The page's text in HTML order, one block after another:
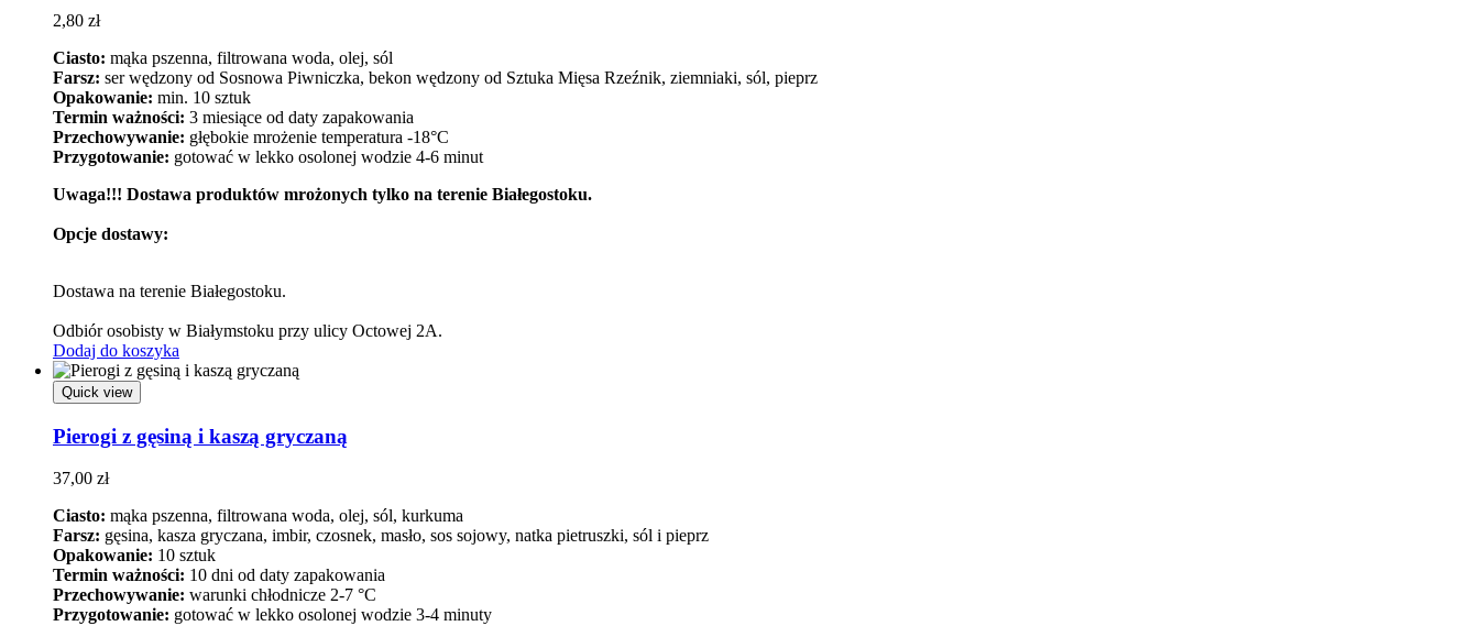
2,80 zł
Ciasto: mąka pszenna, filtrowana woda, olej, sól
Farsz: ser wędzony od Sosnowa Piwniczka, bekon wędzony od Sztuka Mięsa Rzeźnik, ziemniaki, sól, pieprz
Opakowanie: min. 10 sztuk
Termin ważności: 3 miesiące od daty zapakowania
Przechowywanie: głębokie mrożenie temperatura -18°C
Przygotowanie: gotować w lekko osolonej wodzie 4-6 minut
Uwaga!!! Dostawa produktów mrożonych tylko na terenie Białegostoku.
Opcje dostawy:
Dostawa na terenie Białegostoku.
Odbiór osobisty w Białymstoku przy ulicy Octowej 2A.
Dodaj do koszyka
Quick view
Pierogi z gęsiną i kaszą gryczaną
37,00 zł
Ciasto: mąka pszenna, filtrowana woda, olej, sól, kurkuma
Farsz: gęsina, kasza gryczana, imbir, czosnek, masło, sos sojowy, natka pietruszki, sól i pieprz
Opakowanie: 10 sztuk
Termin ważności: 10 dni od daty zapakowania
Przechowywanie: warunki chłodnicze 2-7 °C
Przygotowanie: gotować w lekko osolonej wodzie 3-4 minuty